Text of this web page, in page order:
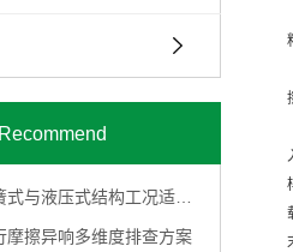
Recommend
液压式结构工况适用差异对比
摩擦异响多维度排查方案